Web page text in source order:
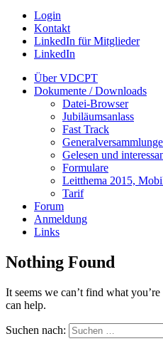
Login
Kontakt
LinkedIn für Mitglieder
LinkedIn
Über VDCPT
Dokumente / Downloads
Datei-Browser
Jubiläumsanlass
Fast Track
Gelesen und
Formulare
Leitthema 2015,
Tarif
Forum
Anmeldung
Links
Nothing Found
It seems we can’t find what
can help.
Suchen nach: